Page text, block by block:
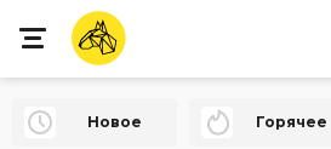
Новое Горячее